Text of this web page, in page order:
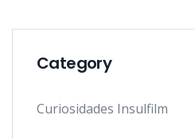
Category
Curiosidades Insulfilm